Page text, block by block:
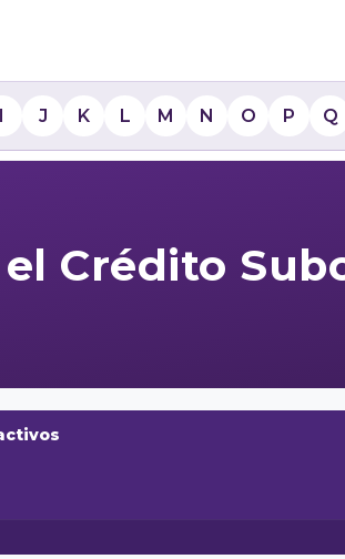
I J K L M N O P Q
el Crédito